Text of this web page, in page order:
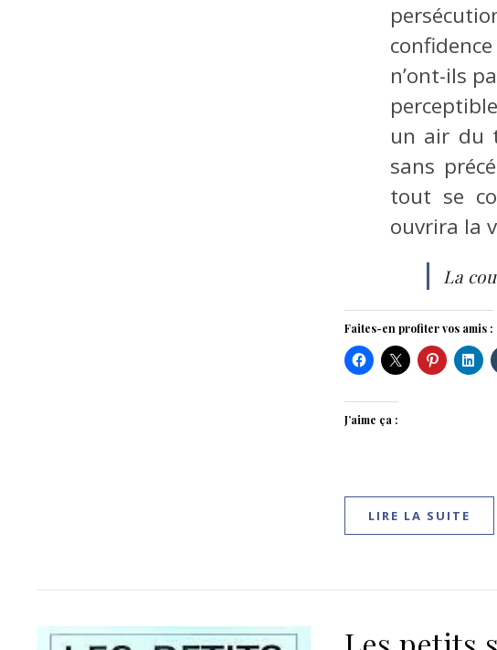
n’ont-ils
un air du
sans
tout se
ouvrira la
La
Faites-en profiter vos amis :
J’aime ça :
LIRE LA SUITE